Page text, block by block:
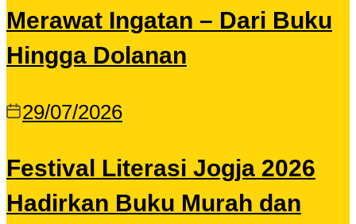
Merawat Ingatan – Dari Buku
Hingga Dolanan
29/07/2026
Festival Literasi Jogja 2026
Hadirkan Buku Murah dan